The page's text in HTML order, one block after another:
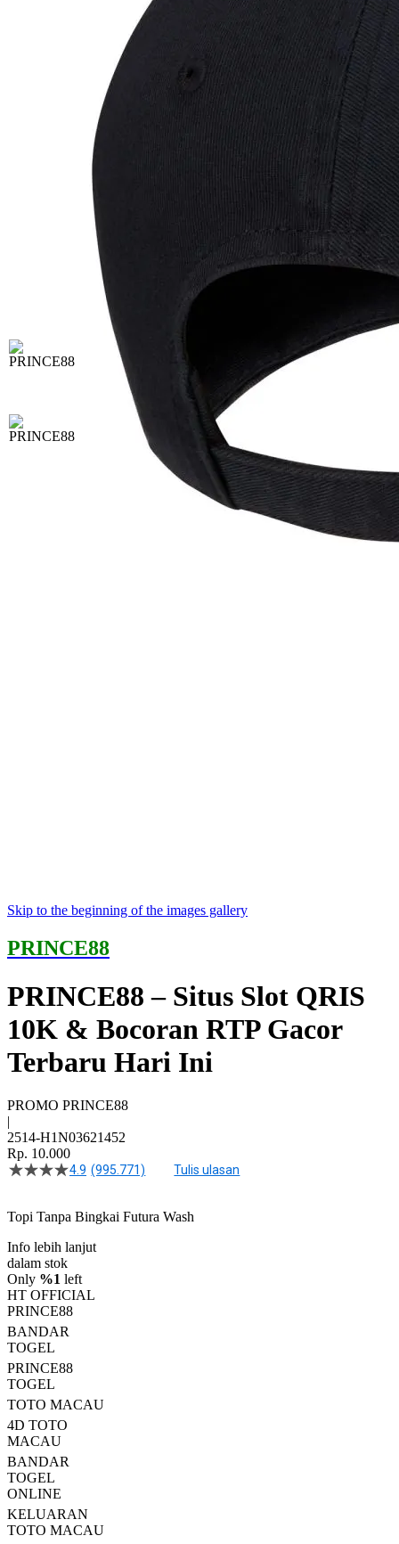
Skip to the beginning of the images gallery
PRINCE88
PRINCE88 – Situs Slot QRIS
10K & Bocoran RTP Gacor
Terbaru Hari Ini
PROMO PRINCE88
|
2514-H1N03621452
Rp. 10.000
4.5
bintang,
rating
rata-
rata.
Read
13
Reviews.
Tautan
halaman
yang
sama.
4.9 (995.771) Tulis ulasan
Topi Tanpa Bingkai Futura Wash
Info lebih lanjut
dalam stok
Only %1 left
HT OFFICIAL
PRINCE88
BANDAR
TOGEL
PRINCE88
TOGEL
TOTO MACAU
4D TOTO
MACAU
BANDAR
TOGEL
ONLINE
KELUARAN
TOTO MACAU